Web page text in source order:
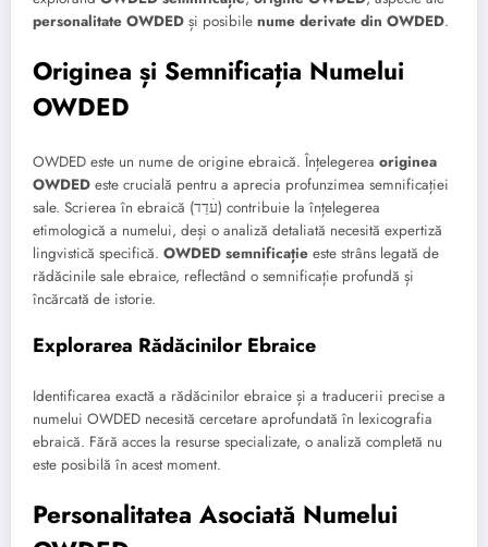
personalitate OWDED și posibile nume derivate din OWDED.
Originea și Semnificația Numelui
OWDED
OWDED este un nume de origine ebraică. Înțelegerea originea
OWDED este crucială pentru a aprecia profunzimea semnificației
sale. Scrierea în ebraică (עׄדֵד) contribuie la înțelegerea
etimologică a numelui, deși o analiză detaliată necesită expertiză
lingvistică specifică. OWDED semnificație este strâns legată de
rădăcinile sale ebraice, reflectând o semnificație profundă și
încărcată de istorie.
Explorarea Rădăcinilor Ebraice
Identificarea exactă a rădăcinilor ebraice și a traducerii precise a
numelui OWDED necesită cercetare aprofundată în lexicografia
ebraică. Fără acces la resurse specializate, o analiză completă nu
este posibilă în acest moment.
Personalitatea Asociată Numelui